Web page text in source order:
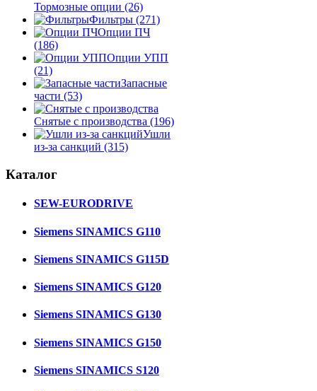
Тормозные опции (26)
Фильтры (271)
Опции ПЧ
(186)
Опции УПП
(21)
Запасные
части (53)
Снятые с производства (196)
Ушли
из-за санкций (315)
Каталог
SEW-EURODRIVE
Siemens SINAMICS G110
Siemens SINAMICS G115D
Siemens SINAMICS G120
Siemens SINAMICS G130
Siemens SINAMICS G150
Siemens SINAMICS S120